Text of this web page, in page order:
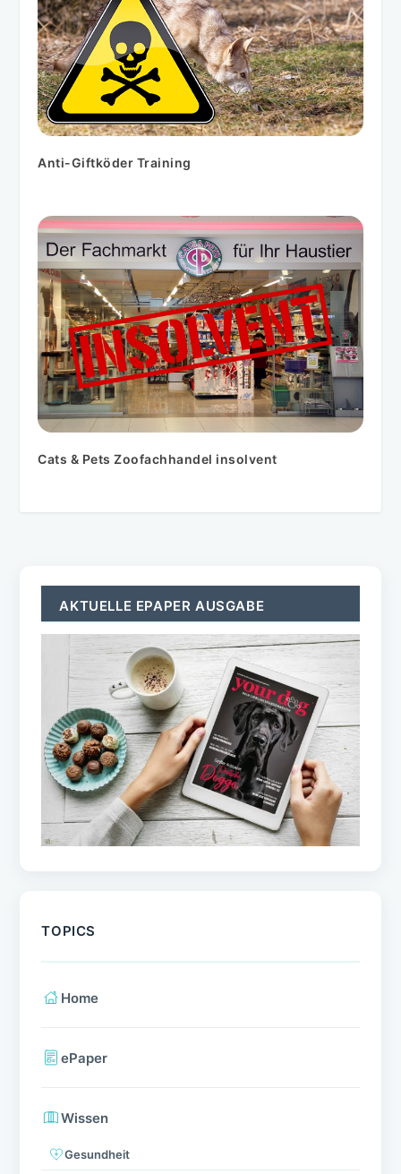
Anti-Giftköder Training
Cats & Pets Zoofachhandel insolvent
AKTUELLE EPAPER AUSGABE
TOPICS
Home
ePaper
Wissen
Gesundheit